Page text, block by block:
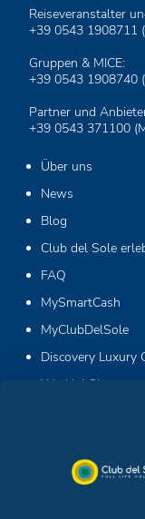
Reiseveranstalter
+39 0543 1908711
Gruppen & MICE:
+39 0543 1908740
Partner und
+39 0543 371100
Über uns
News
Blog
Club del Sole
FAQ
MySmartCash
MyClubDelSole
Discovery Luxury
Workin' Glamp